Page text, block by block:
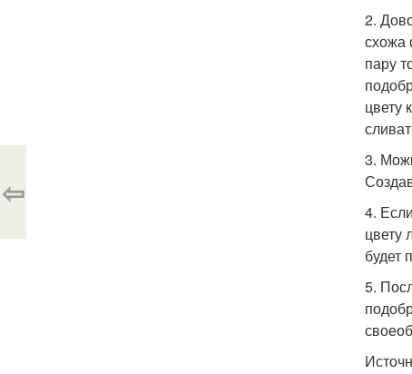
2.
схожа
пару
цвету
3.
4.
цвету
будет
5.
⇦